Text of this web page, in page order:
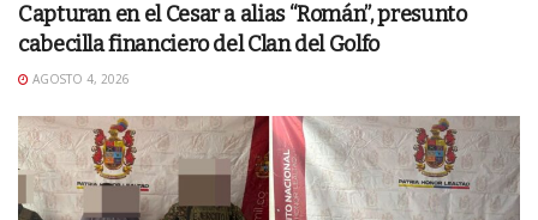
Capturan en el Cesar a alias “Román”, presunto
cabecilla financiero del Clan del Golfo
AGOSTO 4, 2026